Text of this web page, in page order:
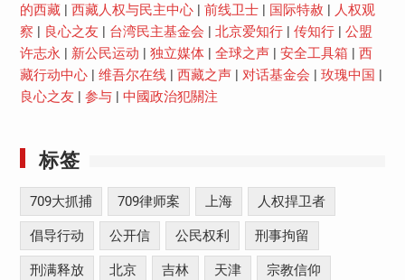
的西藏| 西藏人权与民主中心| 前线卫士| 国际特赦
人权观
察
良心之友 台湾民主基金会 北京爱知行| 传知行| 公盟
许志永
新公民运动 独立媒体| 全球之声| 安全工具箱
西
藏行动中心| 维吾尔在线| 西藏之声| 对话基金会 玫瑰中国
良心之友
参与| 中國政治犯關注
标签
709大抓捕 709律师案 上海 人权捍卫者
倡导行动 公开信 公民权利 刑事拘留
刑满释放 北京 吉林 天津 宗教信仰